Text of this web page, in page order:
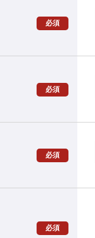
必須
必須
必須
必須